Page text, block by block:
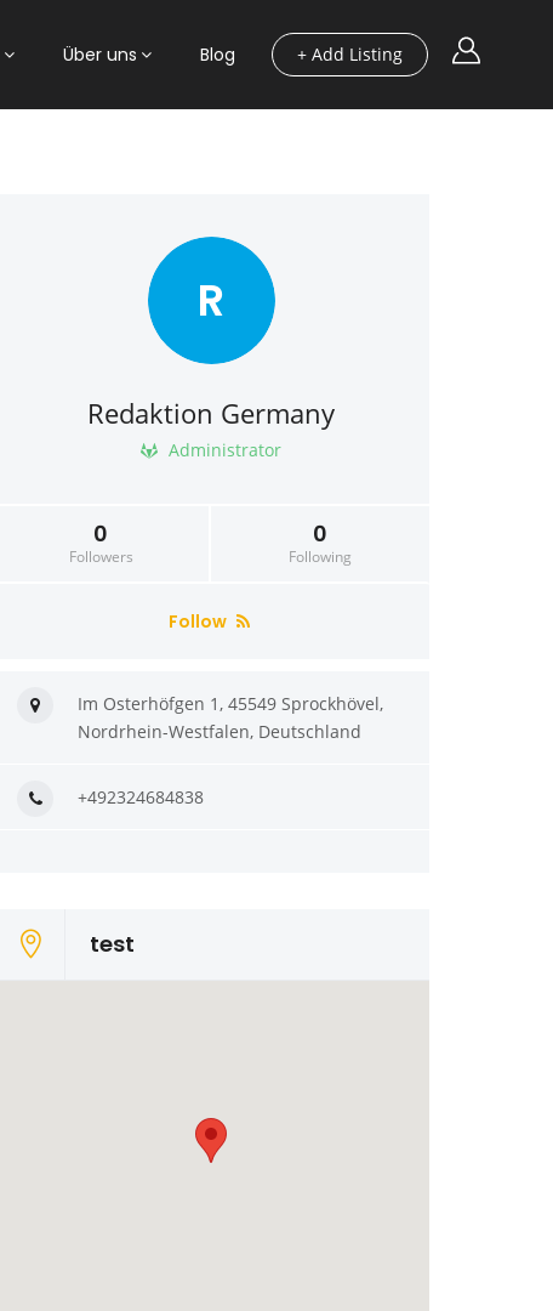
+ Add Listing
Über uns Blog
R
Redaktion Germany
Administrator
0
Followers
0
Following
Follow
Im Osterhöfgen 1, 45549 Sprockhövel,
Nordrhein-Westfalen, Deutschland
+492324684838
test